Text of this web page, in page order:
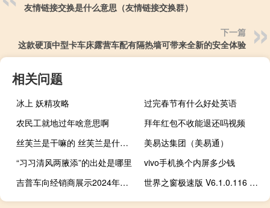
友情链接交换是什么意思（友情链接交换群）
下一篇
这款硬顶中型卡车床露营车配有隔热墙可带来全新的安全体验
相关问题
冰上 妖精攻略
过完春节有什么好处英语
农民工就地过年啥意思啊
拜年红包不收能退还吗视频
丝芙兰是干嘛的 丝芙兰是什么 你听说过吗
美易达集团（美易通）
“习习清风两腋添”的出处是哪里
vivo手机换个内屏多少钱
吉普车向经销商展示2024年摩押4xe和瓦格纳S BEV
世界之窗极速版 V6.1.0.116 免费版（世界之窗极速版 V6.1.0.116 免费版功能简介）